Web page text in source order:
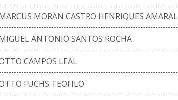
MARCUS MORAN CASTRO HENRIQUES AMARAL
MIGUEL ANTONIO SANTOS ROCHA
CAMPOS LEAL
FUCHS TEOFILO